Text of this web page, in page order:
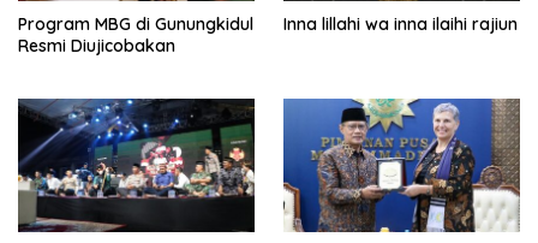
Program MBG di Gunungkidul
Resmi Diujicobakan
Inna lillahi wa inna ilaihi rajiun